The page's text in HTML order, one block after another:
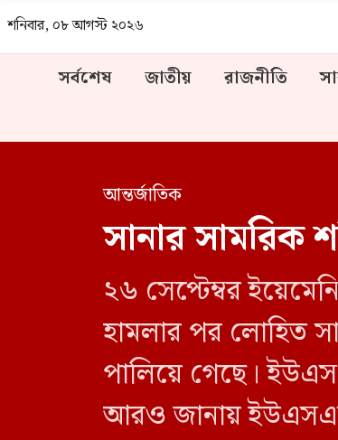
শনিবার, ০৮ আগস্ট ২০২৬
সর্বশেষ জাতীয় রাজনীতি
আন্তর্জাতিক
সানার সামরিক
২৬ সেপ্টেম্বর
হামলার পর লোহিত
পালিয়ে গেছে। ইউএস
আরও জানায় ইউএসএস